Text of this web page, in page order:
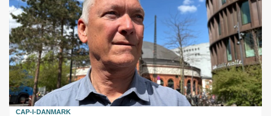
CAP-I-DANMARK